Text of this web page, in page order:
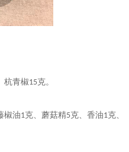
杭青椒15克。
椒油1克、 蘑菇精5克、 香油1克、